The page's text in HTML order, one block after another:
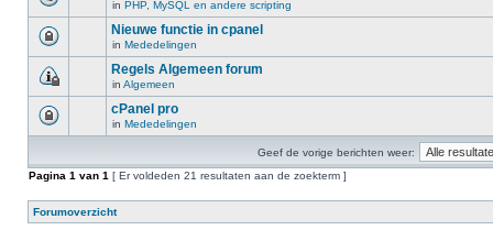
in PHP, MySQL en andere scripting
Nieuwe functie in cpanel
in Mededelingen
Regels Algemeen forum
in Algemeen
cPanel pro
in Mededelingen
Geef de vorige berichten weer:
Pagina 1 van 1 [ Er voldeden 21 resultaten aan de zoekterm ]
Forumoverzicht